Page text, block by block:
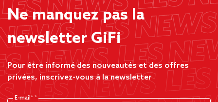
Ne manquez pas la
newsletter GiFi
Pour être informé des nouveautés et des offres
privées, inscrivez-vous à la newsletter
E-mail*